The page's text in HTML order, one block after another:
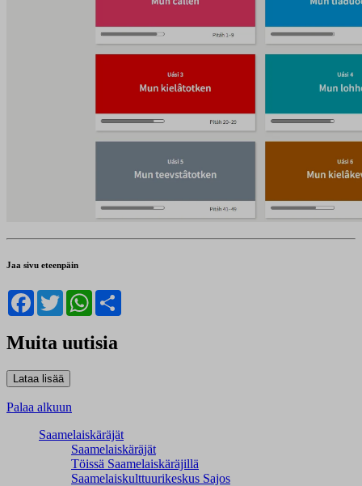
Jaa sivu eteenpäin
Facebook
TwitterWhatsApp
Muita uutisia
Palaa alkuun
Saamelaiskäräjät
Saamelaiskäräjät
Töissä Saamelaiskäräjillä
Saamelaiskulttuuri­keskus Sajos